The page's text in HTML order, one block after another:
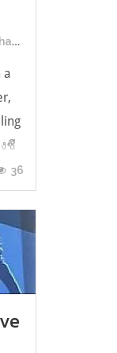
a
ซี
า
กับ
36